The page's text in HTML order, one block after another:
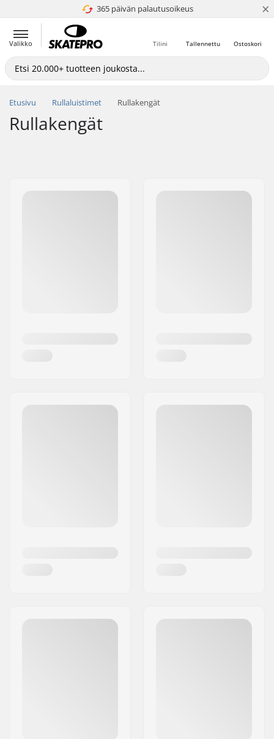
365 päivän palautusoikeus
4.8 / 5 ×
Valikko Ostoskori
Tallennettu
Tilini
Etusivu Rullaluistimet Rullakengät
Rullakengät